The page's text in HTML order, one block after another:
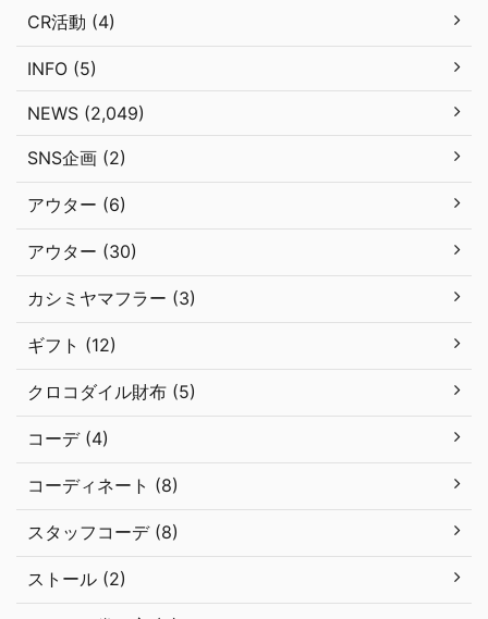
CR活動 (4)
INFO (5)
NEWS (2,049)
SNS企画 (2)
アウター (6)
アウター (30)
カシミヤマフラー (3)
ギフト (12)
クロコダイル財布 (5)
コーデ (4)
コーディネート (8)
スタッフコーデ (8)
ストール (2)